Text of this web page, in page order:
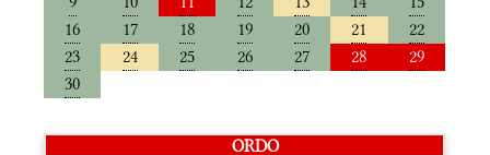
16
17 18 19 20 21
22
23
24 25 26 27 28
29
30
ORDO